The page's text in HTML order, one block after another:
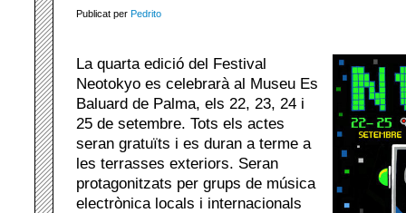
Publicat per Pedrito
La quarta edició del Festival
Neotokyo es celebrarà al Museu Es
Baluard de Palma, els 22, 23, 24 i
25 de setembre. Tots els actes
seran gratuïts i es duran a terme a
les terrasses exteriors. Seran
protagonitzats per grups de música
electrònica locals i internacionals